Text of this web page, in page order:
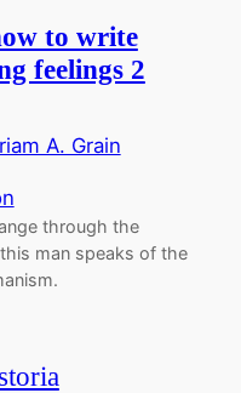
to write
feelings 2
A. Grain
through the
man speaks of the